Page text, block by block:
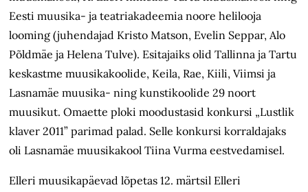
Eesti muusika- ja teatriakadeemia noore helilooja
looming (juhendajad Kristo Matson, Evelin Seppar, Alo
Põldmäe ja Helena Tulve). Esitajaiks olid Tallinna ja Tartu
keskastme muusikakoolide, Keila, Rae, Kiili, Viimsi ja
Lasnamäe muusika- ning kunstikoolide 29 noort
muusikut. Omaette ploki moodustasid konkursi „Lustlik
klaver 2011” parimad palad. Selle konkursi korraldajaks
oli Lasnamäe muusikakool Tiina Vurma eestvedamisel.
Elleri muusikapäevad lõpetas 12. märtsil Elleri